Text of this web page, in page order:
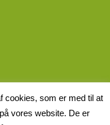
cookies, som er med til at
vores website. De er